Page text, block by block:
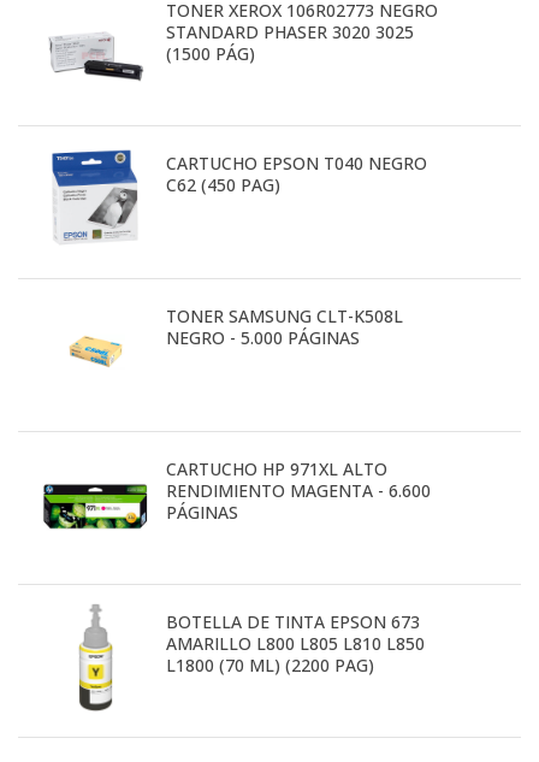
TONER XEROX 106R02773 NEGRO
STANDARD PHASER 3020 3025
(1500 PÁG)
CARTUCHO EPSON T040 NEGRO
C62 (450 PAG)
TONER SAMSUNG CLT-K508L
NEGRO - 5.000 PÁGINAS
CARTUCHO HP 971XL ALTO
RENDIMIENTO MAGENTA - 6.600
PÁGINAS
BOTELLA DE TINTA EPSON 673
AMARILLO L800 L805 L810 L850
L1800 (70 ML) (2200 PAG)